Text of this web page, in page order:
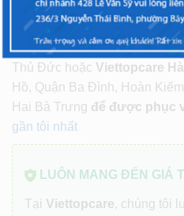
Quý khách vui lòng mang
hàng Viettopcare TPHCMtại
Quận Bình Thạnh, Quận Tân
Thủ Đức hoặc Viettopcare
Hồ, Quận Ba Đình, Hoàn
Hai Bà Trưng để được phục
gần tôi nhất
LUÔN MANG ĐẾN GIÁ
Tại Viettopcare, chúng tôi